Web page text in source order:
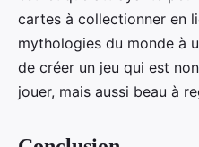
cartes à collectionner en
mythologies du monde à
de créer un jeu qui est
jouer, mais aussi beau à